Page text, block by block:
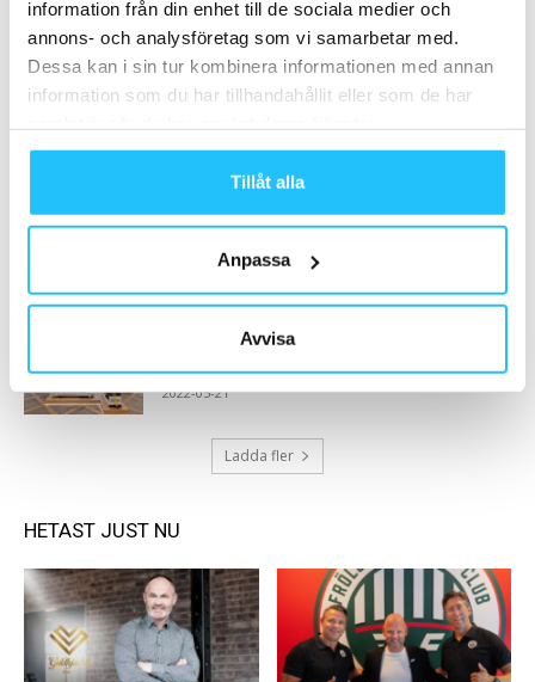
information från din enhet till de sociala medier och
annons- och analysföretag som vi samarbetar med.
Dessa kan i sin tur kombinera informationen med annan
information som du har tillhandahållit eller som de har
Tillåt alla
Anpassa
Avvisa
2022-11-29
iBuildGreen – hållbara golvlösningar som tar
gymupplevelsen till nästa nivå
Dior x Technogym limited edition lanseras i
Sverige
2022-05-21
Ladda fler
HETAST JUST NU